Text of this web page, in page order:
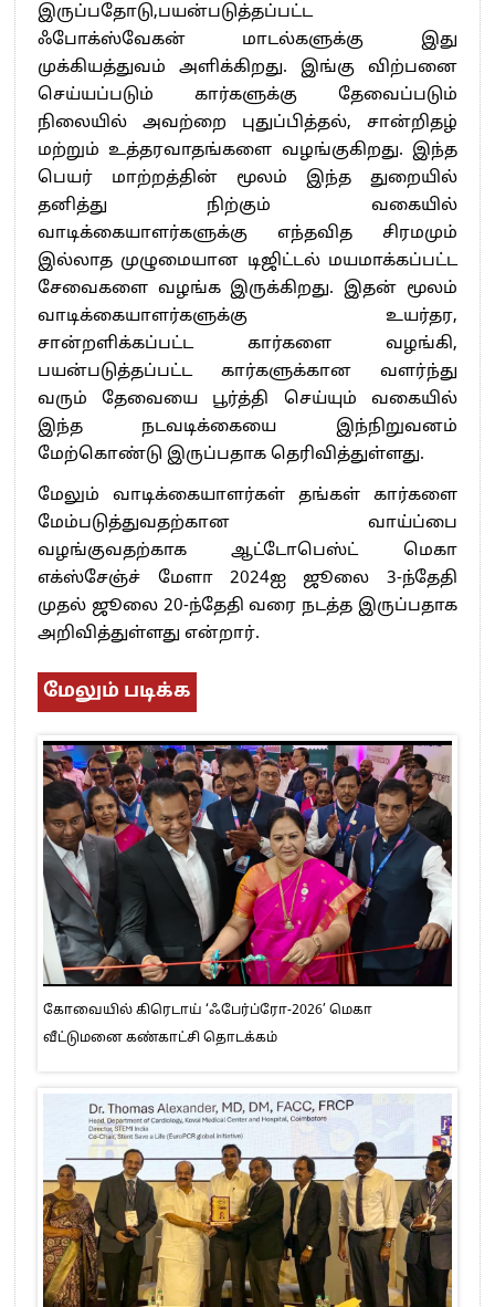
இருப்பதோடு,பயன்படுத்தப்பட்ட
ஃபோக்ஸ்வேகன் மாடல்களுக்கு இது
முக்கியத்துவம் அளிக்கிறது. இங்கு விற்பனை
செய்யப்படும் கார்களுக்கு தேவைப்படும்
நிலையில் அவற்றை புதுப்பித்தல், சான்றிதழ்
மற்றும் உத்தரவாதங்களை வழங்குகிறது. இந்த
பெயர் மாற்றத்தின் மூலம் இந்த துறையில்
தனித்து நிற்கும் வகையில்
வாடிக்கையாளர்களுக்கு எந்தவித சிரமமும்
இல்லாத முழுமையான டிஜிட்டல் மயமாக்கப்பட்ட
சேவைகளை வழங்க இருக்கிறது. இதன் மூலம்
வாடிக்கையாளர்களுக்கு உயர்தர,
சான்றளிக்கப்பட்ட கார்களை வழங்கி,
பயன்படுத்தப்பட்ட கார்களுக்கான வளர்ந்து
வரும் தேவையை பூர்த்தி செய்யும் வகையில்
இந்த நடவடிக்கையை இந்நிறுவனம்
மேற்கொண்டு இருப்பதாக தெரிவித்துள்ளது.
மேலும் வாடிக்கையாளர்கள் தங்கள் கார்களை
மேம்படுத்துவதற்கான வாய்ப்பை
வழங்குவதற்காக ஆட்டோபெஸ்ட் மெகா
எக்ஸ்சேஞ்ச் மேளா 2024ஐ ஜூலை 3-ந்தேதி
முதல் ஜூலை 20-ந்தேதி வரை நடத்த இருப்பதாக
அறிவித்துள்ளது என்றார்.
மேலும் படிக்க
கோவையில் கிரெடாய் ‘ஃபேர்ப்ரோ-2026’ மெகா
வீட்டுமனை கண்காட்சி தொடக்கம்